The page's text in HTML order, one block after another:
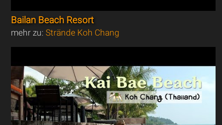
Bailan Beach Resort
mehr zu:Strände Koh Chang